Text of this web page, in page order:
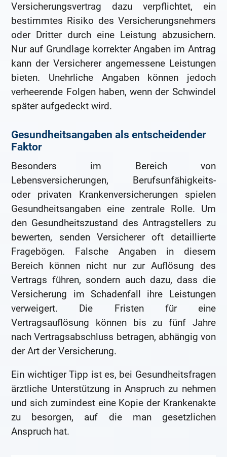
Versicherungsvertrag dazu verpflichtet, ein
bestimmtes Risiko des Versicherungsnehmers
oder Dritter durch eine Leistung abzusichern.
Nur auf Grundlage korrekter Angaben im Antrag
kann der Versicherer angemessene Leistungen
bieten. Unehrliche Angaben können jedoch
verheerende Folgen haben, wenn der Schwindel
später aufgedeckt wird.
Gesundheitsangaben als entscheidender
Faktor
Besonders im Bereich von
Lebensversicherungen, Berufsunfähigkeits-
oder privaten Krankenversicherungen spielen
Gesundheitsangaben eine zentrale Rolle. Um
den Gesundheitszustand des Antragstellers zu
bewerten, senden Versicherer oft detaillierte
Fragebögen. Falsche Angaben in diesem
Bereich können nicht nur zur Auflösung des
Vertrags führen, sondern auch dazu, dass die
Versicherung im Schadenfall ihre Leistungen
verweigert. Die Fristen für eine
Vertragsauflösung können bis zu fünf Jahre
nach Vertragsabschluss betragen, abhängig von
der Art der Versicherung.
Ein wichtiger Tipp ist es, bei Gesundheitsfragen
ärztliche Unterstützung in Anspruch zu nehmen
und sich zumindest eine Kopie der Krankenakte
zu besorgen, auf die man gesetzlichen
Anspruch hat.